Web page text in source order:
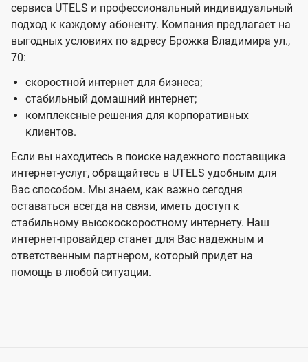
сервиса UTELS и профессиональный индивидуальный
подход к каждому абоненту. Компания предлагает на
выгодных условиях по адресу Брожка Владимира ул.,
70:
скоростной интернет для бизнеса;
стабильный домашний интернет;
комплексные решения для корпоративных
клиентов.
Если вы находитесь в поиске надежного поставщика
интернет-услуг, обращайтесь в UTELS удобным для
Вас способом. Мы знаем, как важно сегодня
оставаться всегда на связи, иметь доступ к
стабильному высокоскоростному интернету. Наш
интернет-провайдер станет для Вас надежным и
ответственным партнером, который придет на
помощь в любой ситуации.